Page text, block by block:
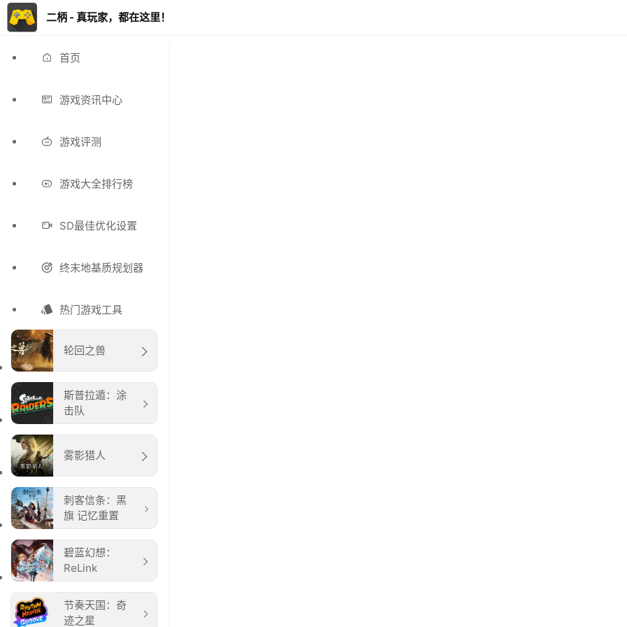
二柄 - 真玩家，都在这里！
首页
游戏资讯中心
游戏评测
游戏大全排行榜
SD最佳优化设置
终末地基质规划器
热门游戏工具
轮回之兽
斯普拉遁：涂
击队
雾影猎人
刺客信条：黑
旗 记忆重置
碧蓝幻想：
ReLink
节奏天国：奇
迹之星